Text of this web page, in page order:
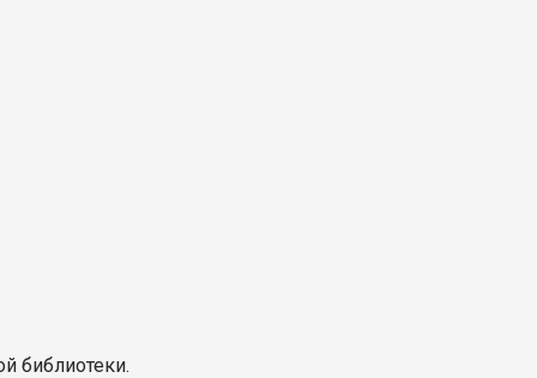
библиотеки.